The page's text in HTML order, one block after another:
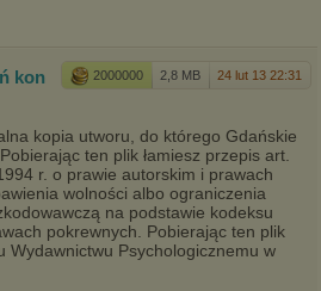
2000000 2,8 MB 24 lut 13 22:31
kon
kopia utworu, do którego Gdańskie
ten plik łamiesz przepis art.
r. o prawie autorskim i prawach
wolności albo ograniczenia
na podstawie kodeksu
pokrewnych. Pobierając ten plik
Wydawnictwu Psychologicznemu w